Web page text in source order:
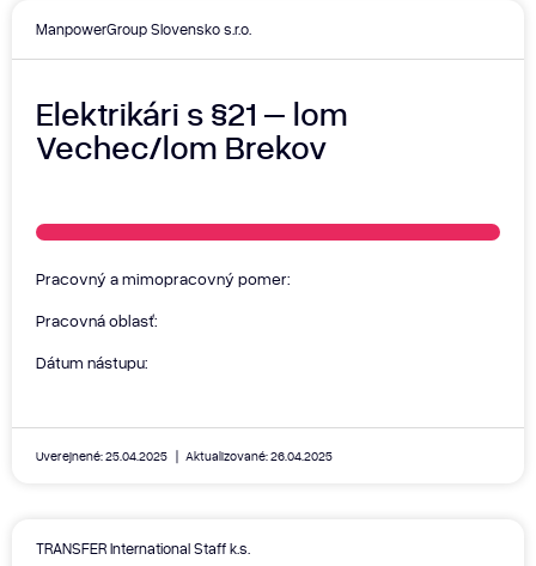
ManpowerGroup Slovensko s.r.o.
Elektrikári s §21 – lom
Vechec/lom Brekov
Pracovný a mimopracovný pomer:
Pracovná oblasť:
Dátum nástupu:
Uverejnené: 25.04.2025 Aktualizované: 26.04.2025
TRANSFER International Staff k.s.